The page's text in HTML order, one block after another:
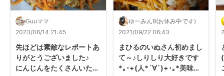
Guuママ
2023/06/14 21:45
先ほどは素敵なレポートあ
りがとうございました♪
にんじんをたくさんいただ
ゆーみん8(お休み中です)
2021/09/22 06:43
まひるのいぬさん初めまし
て～♪しりしり大好きです
*｡･+(人*´∀`)+･｡*美味し